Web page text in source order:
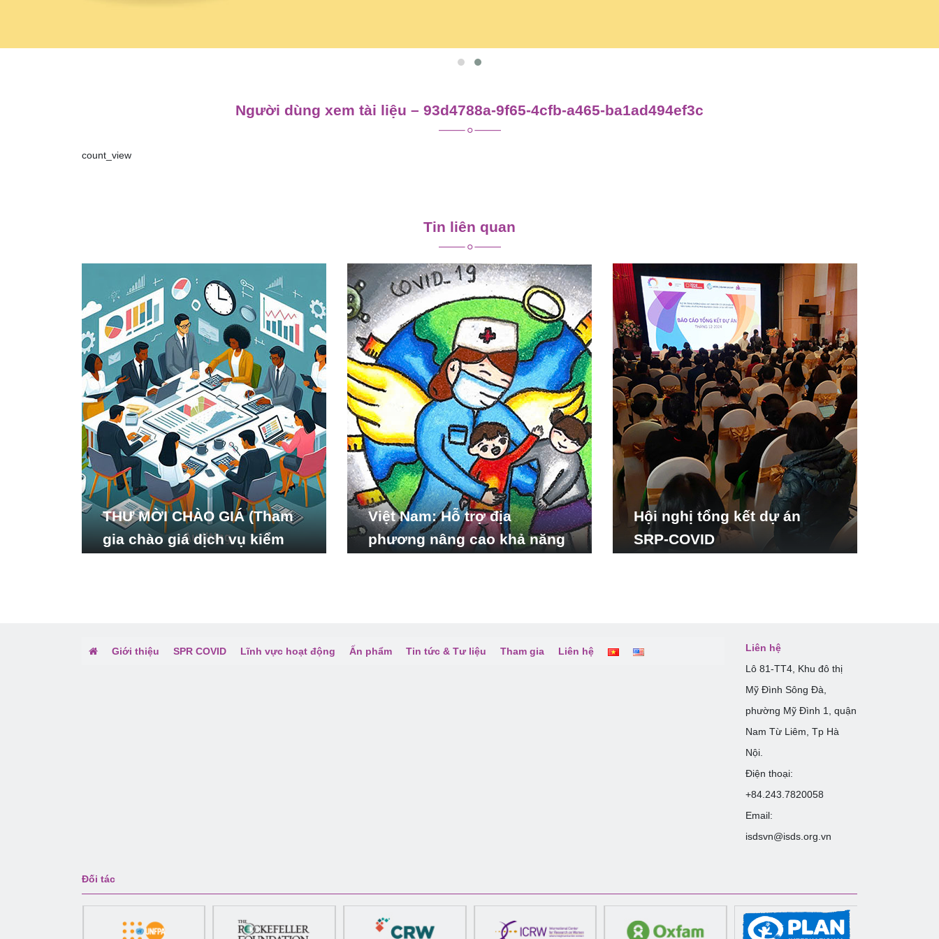
Người dùng xem tài liệu – 93d4788a-9f65-4cfb-a465-ba1ad494ef3c
count_view
viết
Tin liên quan
THƯ MỜI CHÀO GIÁ (Tham
gia chào giá dịch vụ kiểm
Việt Nam: Hỗ trợ địa
phương nâng cao khả năng
Hội nghị tổng kết dự án
SRP-COVID
Giới thiệu SPR COVID Lĩnh vực hoạt động Ấn phẩm Tin tức & Tư liệu Tham gia Liên hệ
Liên hệ
Lô 81-TT4, Khu đô thị
Mỹ Đình Sông Đà,
phường Mỹ Đình 1, quận
Nam Từ Liêm, Tp Hà
Nội.
Điện thoại:
+84.243.7820058
Email:
isdsvn@isds.org.vn
Đối tác